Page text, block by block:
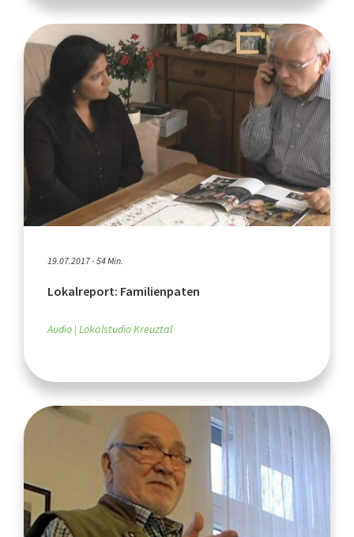
19.07.2017 - 54 Min.
Lokalreport: Familienpaten
Audio Lokalstudio Kreuztal